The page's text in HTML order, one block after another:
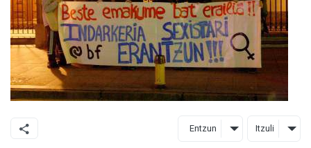
Entzun Itzuli